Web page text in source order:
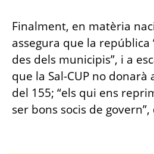
Finalment, en matèria
assegura que la república
des dels municipis”, i a
que la Sal-CUP no
del 155; “els qui ens
ser bons socis de govern”,